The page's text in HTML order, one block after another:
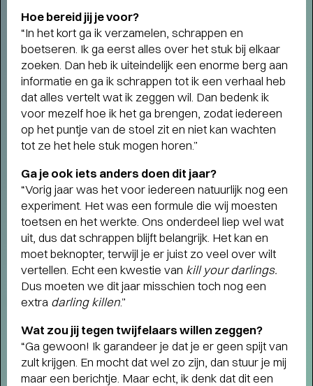
Interview
CHOREOGRAAF CONNOR
SCHUMACHER OVER RAGING
AGAINST VARIOUS ELEMENTS-
Raven voor het leven
Hoe bereid jij je voor?
“In het kort ga ik verzamelen, schrappen en
boetseren. Ik ga eerst alles over het stuk bij elkaar
zoeken. Dan heb ik uiteindelijk een enorme berg aan
informatie en ga ik schrappen tot ik een verhaal heb
dat alles vertelt wat ik zeggen wil. Dan bedenk ik
voor mezelf hoe ik het ga brengen, zodat iedereen
op het puntje van de stoel zit en niet kan wachten
tot ze het hele stuk mogen horen.”
Ga je ook iets anders doen dit jaar?
“Vorig jaar was het voor iedereen natuurlijk nog een
experiment. Het was een formule die wij moesten
toetsen en het werkte. Ons onderdeel liep wel wat
uit, dus dat schrappen blijft belangrijk. Het kan en
moet beknopter, terwijl je er juist zo veel over wilt
vertellen. Echt een kwestie van kill your darlings.
Dus moeten we dit jaar misschien toch nog een
extra darling killen.”
Wat zou jij tegen twijfelaars willen zeggen?
“Ga gewoon! Ik garandeer je dat je er geen spijt van
zult krijgen. En mocht dat wel zo zijn, dan stuur je mij
maar een berichtje. Maar echt, ik denk dat dit een